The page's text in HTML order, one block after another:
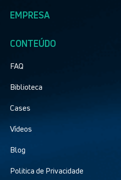
EMPRESA
CONTEÚDO
FAQ
Biblioteca
Cases
Vídeos
Blog
Politica de Privacidade